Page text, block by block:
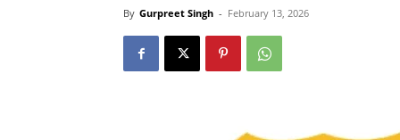
By Gurpreet Singh - February 13, 2026